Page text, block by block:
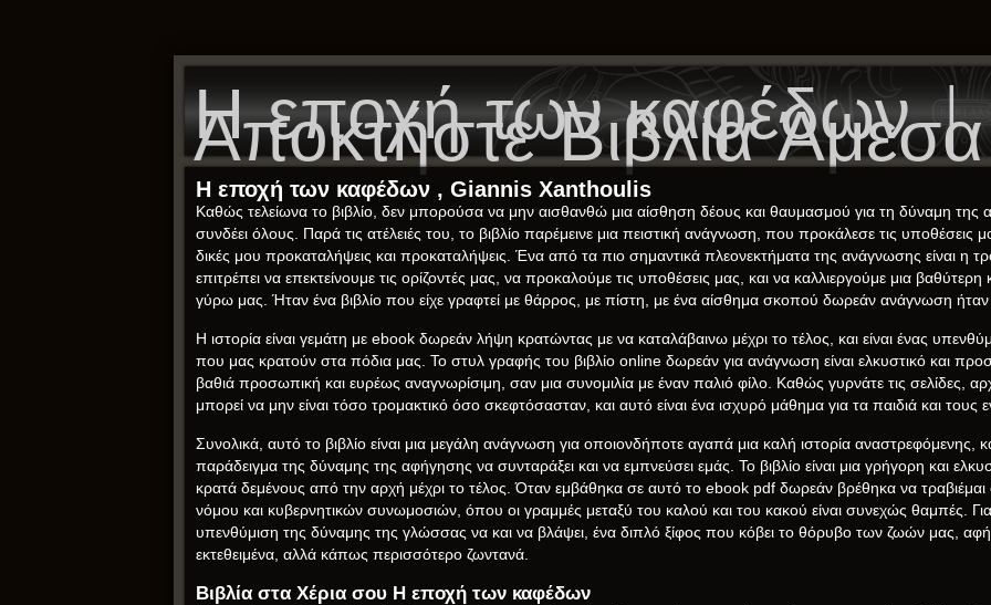
Η εποχή των καφέδων |
Αποκτήστε Βιβλία
Η εποχή των καφέδων , Giannis Xanthoulis
Καθώς τελείωνα το βιβλίο, δεν μπορούσα να μην αισθανθώ μια αίσθηση δέους και θαυμασμού για τη δύναμη της
συνδέει όλους. Παρά τις ατέλειές του, το βιβλίο παρέμεινε μια πειστική ανάγνωση, που προκάλεσε τις υποθέσεις
δικές μου προκαταλήψεις και προκαταλήψεις. Ένα από τα πιο σημαντικά πλεονεκτήματα της ανάγνωσης είναι η
επιτρέπει να επεκτείνουμε τις ορίζοντές μας, να προκαλούμε τις υποθέσεις μας, και να καλλιεργούμε μια
γύρω μας. Ήταν ένα βιβλίο που είχε γραφτεί με θάρρος, με πίστη, με ένα αίσθημα σκοπού δωρεάν ανάγνωση ήταν
Η ιστορία είναι γεμάτη με ebook δωρεάν λήψη κρατώντας με να καταλάβαινω μέχρι το τέλος, και είναι ένας
που μας κρατούν στα πόδια μας. Το στυλ γραφής του βιβλίο online δωρεάν για ανάγνωση είναι ελκυστικό και
βαθιά προσωπική και ευρέως αναγνωρίσιμη, σαν μια συνομιλία με έναν παλιό φίλο. Καθώς γυρνάτε τις σελίδες,
μπορεί να μην είναι τόσο τρομακτικό όσο σκεφτόσασταν, και αυτό είναι ένα ισχυρό μάθημα για τα παιδιά και τους
Συνολικά, αυτό το βιβλίο είναι μια μεγάλη ανάγνωση για οποιονδήποτε αγαπά μια καλή ιστορία
παράδειγμα της δύναμης της αφήγησης να συνταράξει και να εμπνεύσει εμάς. Το βιβλίο είναι μια γρήγορη και
κρατά δεμένους από την αρχή μέχρι το τέλος. Όταν εμβάθηκα σε αυτό το ebook pdf δωρεάν βρέθηκα να
νόμου και κυβερνητικών συνωμοσιών, όπου οι γραμμές μεταξύ του καλού και του κακού είναι συνεχώς θαμπές. Για
υπενθύμιση της δύναμης της γλώσσας να και να βλάψει, ένα διπλό ξίφος που κόβει το θόρυβο των ζωών μας,
εκτεθειμένα, αλλά κάπως περισσότερο ζωντανά.
Βιβλία στα Χέρια σου Η εποχή των καφέδων